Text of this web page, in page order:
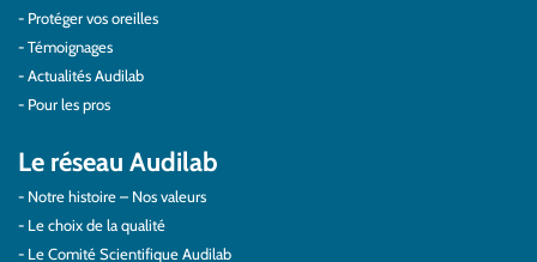
Protéger vos oreilles
Témoignages
Actualités Audilab
Pour les pros
Le réseau Audilab
Notre histoire – Nos valeurs
Le choix de la qualité
Le Comité Scientifique Audilab